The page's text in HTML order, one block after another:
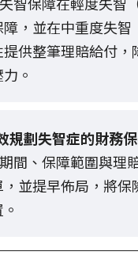
，並在中重度失智
提供整筆理賠給付，
。
規劃失智症的財務
間、保障範圍與理
並提早佈局，將保